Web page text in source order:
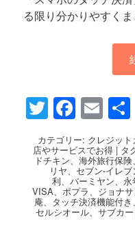
る限り分かりやすくま
Twitter
カテゴリー: クレジッ
店やサービスでお得 | タ
ドチキン、海外旅行保険、
リヤ、 セブン-イレブ
利、バーミヤン、永
VISA、ポプラ、 ジョナ
庵、 タッチ決済機能付き 、
セルシオール、サブカ